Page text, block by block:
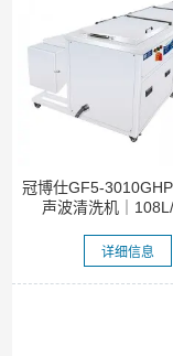
冠博仕GF5-
声波清洗机｜108L/
详细信息